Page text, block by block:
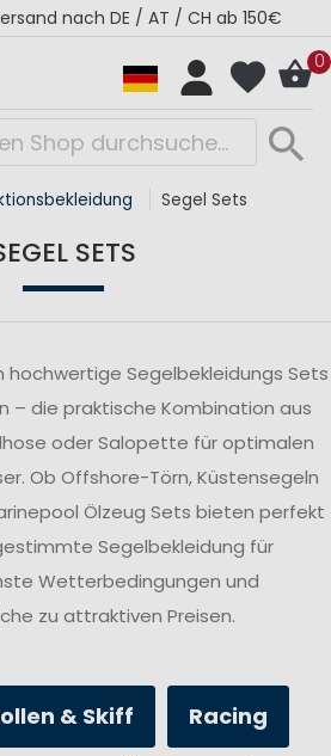
RÉGATES ROYALES Kollektion - Super
0
Segel Sets
SETS
hochwertige Segelbekleidungs Sets
– die praktische Kombination aus
oder Salopette für optimalen
Ob Offshore-Törn, Küstensegeln
Ölzeug Sets bieten perfekt
Segelbekleidung für
Wetterbedingungen und
zu attraktiven Preisen.
& Skiff Racing